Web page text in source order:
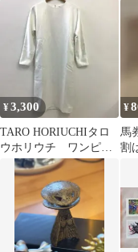
¥3,300
TARO HORIUCHIタロ
ウホリウチ ワンピー
ス 白
¥
馬
割